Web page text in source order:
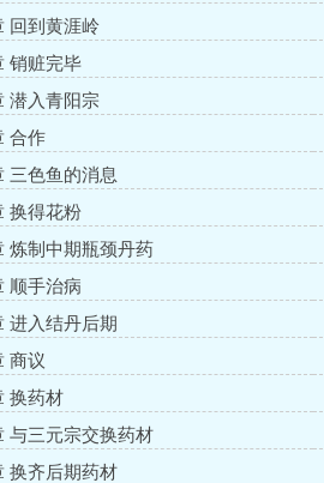
回到黄涯岭
销赃完毕
潜入青阳宗
合作
三色鱼的消息
换得花粉
炼制中期瓶颈丹药
顺手治病
进入结丹后期
商议
换药材
与三元宗交换药材
换齐后期药材